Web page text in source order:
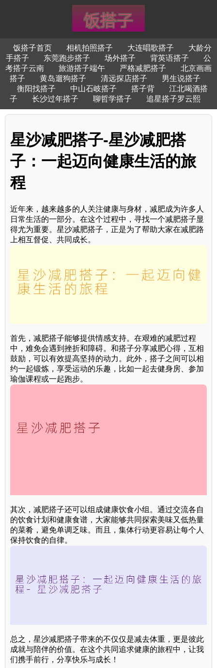
饭搭子首页 相机拍照搭子 大连唱歌搭子
大龄分
手搭子
东莞跑步搭子 场外搭子 背英语搭子
公
考搭子云南
旅游搭子端午 严格减肥搭子
北京画画
搭子
黄岛遛狗搭子 清远探店搭子
男生说搭子
衡阳找搭子
中山石岐搭子 搭子背
江北喝酒搭
子
长沙过年搭子 聊哲学搭子 追星搭子罗云熙
星沙减肥搭子-星沙减肥搭
子：一起迈向健康生活的旅
程
近年来，越来越多的人关注健康与身材，减肥成为许多人
日常生活的一部分。在这个过程中，寻找一个减肥搭子显
得尤为重要。星沙减肥搭子，正是为了帮助大家在减肥路
上相互督促、共同成长。
首先，减肥搭子能够提供情感支持。在艰难的减肥过程
中，难免会遇到挫折和障碍。和搭子分享减肥心得，互相
鼓励，可以有效提高坚持的动力。此外，搭子之间可以相
约一起锻炼，享受运动的乐趣，比如一起去健身房、参加
瑜伽课程或一起跑步。
其次，减肥搭子还可以组成健康饮食小组。通过交流各自
的饮食计划和健康食谱，大家能够共同探索美味又低热量
的菜肴，避免单调乏味。而且，集体行动更容易让每个人
保持饮食的自律。
总之，星沙减肥搭子带来的不仅仅是减去体重，更是彼此
成就与陪伴的价值。在这个共同追求健康的旅程中，让我
们携手前行，分享快乐与成长！